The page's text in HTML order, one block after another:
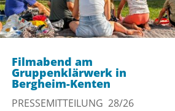
Filmabend am
Gruppenklärwerk in
Bergheim-Kenten
PRESSEMITTEILUNG 28/26